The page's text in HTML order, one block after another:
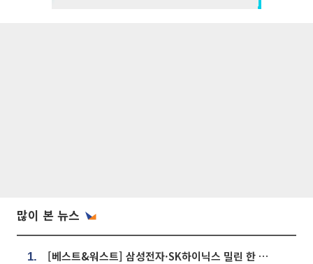
많이 본 뉴스
1. [베스트&워스트] 삼성전자·SK하이닉스 밀린 한 주…상상인증권은 85% 급등